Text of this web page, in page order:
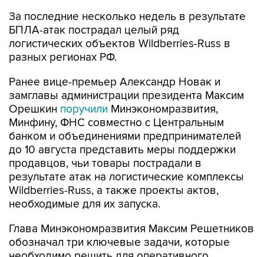
За последние несколько недель в результате
БПЛА-атак пострадал целый ряд
логистических объектов Wildberries-Russ в
разных регионах РФ.
Ранее вице-премьер Александр Новак и
замглавы администрации президента Максим
Орешкин поручили Минэкономразвития,
Минфину, ФНС совместно с Центральным
банком и объединениями предпринимателей
до 10 августа представить меры поддержки
продавцов, чьи товары пострадали в
результате атак на логистические комплексы
Wildberries-Russ, а также проекты актов,
необходимые для их запуска.
Глава Минэкономразвития Максим Решетников
обозначал три ключевые задачи, которые